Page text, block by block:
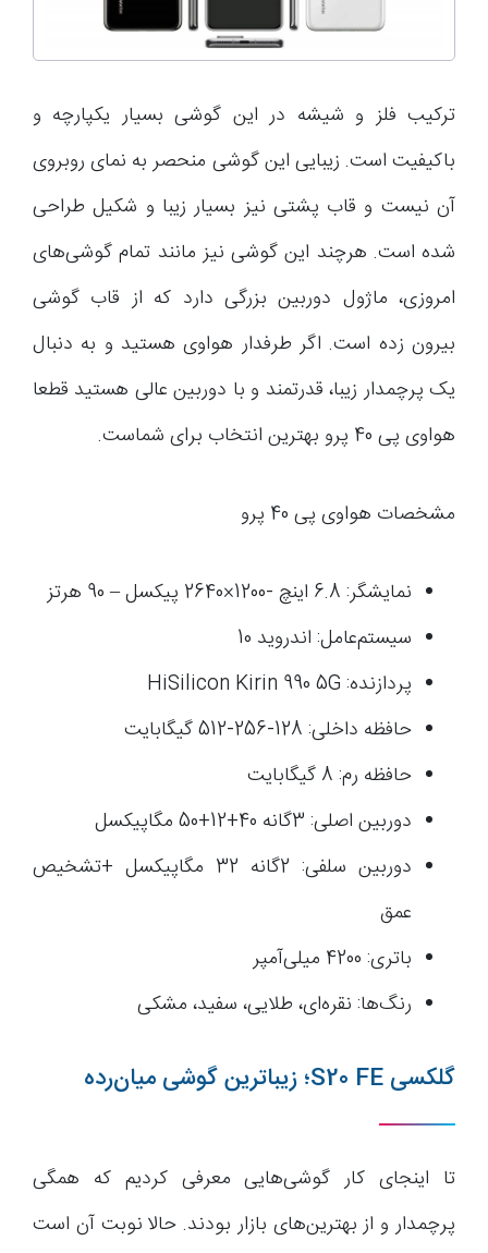
ترکیب فلز و شیشه در این گوشی بسیار یکپارچه و
باکیفیت است. زیبایی این گوشی منحصر به نمای روبروی
آن نیست و قاب پشتی نیز بسیار زیبا و شکیل طراحی
شده است. هرچند این گوشی نیز مانند تمام گوشی‌های
امروزی، ماژول دوربین بزرگی دارد که از قاب گوشی
بیرون زده است. اگر طرفدار هواوی هستید و به دنبال
یک پرچمدار زیبا، قدرتمند و با دوربین عالی هستید قطعا
هواوی پی 40 پرو بهترین انتخاب برای شماست.
مشخصات هواوی پی 40 پرو
نمایشگر: 6.8 اینچ -1200×2640 پیکسل – 90 هرتز
سیستم‌عامل: اندروید 10
پردازنده: HiSilicon Kirin 990 5G
حافظه داخلی: 128-256-512 گیگابایت
حافظه رم: 8 گیگابایت
دوربین اصلی: 3گانه 40+12+50 مگاپیکسل
دوربین سلفی: 2گانه 32 مگاپیکسل +تشخیص
عمق
باتری: 4200 میلی‌آمپر
رنگ‌ها: نقره‌ای، طلایی، سفید، مشکی
گلکسی S20 FE؛ زیباترین گوشی میان‌رده
تا اینجای کار گوشی‌هایی معرفی کردیم که همگی
پرچمدار و از بهترین‌های بازار بودند. حالا نوبت آن است